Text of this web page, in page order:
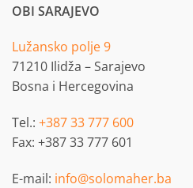
OBI SARAJEVO
Lužansko polje 9
71210 Ilidža – Sarajevo
Bosna i Hercegovina
Tel.: +387 33 777 600
Fax: +387 33 777 601
E-mail: info@solomaher.ba